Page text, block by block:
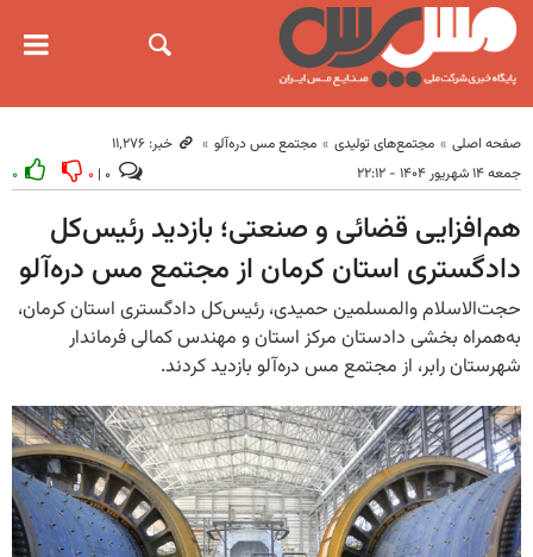
صفحه اصلی مجتمع‌های تولیدی مجتمع مس دره‌آلو
خبر: ۱۱٬۲۷۶
جمعه ۱۴ شهریور ۱۴۰۴ - ۲۲:۱۲
۰ ۰
هم‌افزایی قضائی و صنعتی؛ بازدید رئیس‌کل
دادگستری استان کرمان از مجتمع مس دره‌آلو
حجت‌الاسلام والمسلمین حمیدی، رئیس‌کل دادگستری استان کرمان،
به‌همراه بخشی دادستان مرکز استان و مهندس کمالی فرماندار
شهرستان رابر، از مجتمع مس دره‌آلو بازدید کردند.